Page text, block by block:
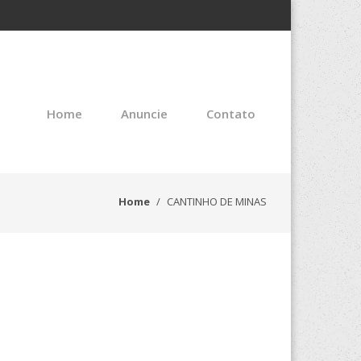
Home Anuncie Contato
Home CANTINHO DE MINAS